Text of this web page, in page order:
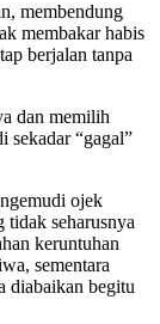
membendung
membakar habis
berjalan tanpa
dan memilih
sekadar “gagal”
ojek
tidak seharusnya
keruntuhan
sementara
diabaikan begitu